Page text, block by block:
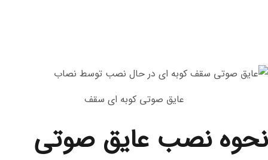
عایق صوتی کوبه ای سقف
نحوه نصب عایق صوتی